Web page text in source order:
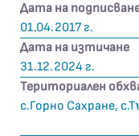
Дата на
01.04.2017 г.
Дата на изтичане
31.12.2024 г.
Териториален
с.Горно Сахране,